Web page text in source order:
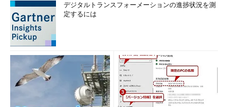
デジタルトランスフォーメーションの進捗状況を測
定するには